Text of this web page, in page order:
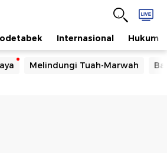
Internasional Hukum
Melindungi Tuah-Marwah